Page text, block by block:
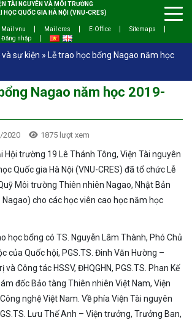
TÀI NGUYÊN VÀ MÔI TRƯỜNG
HỌC QUỐC GIA HÀ NỘI (VNU-CRES)
Mail vnu Mail cres E-Office
Sitemaps
Đăng nhập
sự kiện » Lễ trao học bổng Nagao năm học
Nagao năm học 2019-
2020 1875 lượt xem
Hội trường 19 Lê Thánh Tông, Viện Tài nguyên
Quốc gia Hà Nội (VNU-CRES) đã tổ chức Lễ
Môi trường Thiên nhiên Nagao, Nhật Bản
cho các học viên cao học năm học
học bổng có TS. Nguyễn Lâm Thành, Phó Chủ
của Quốc hội, PGS.TS. Đinh Văn Hường –
Công tác HSSV, ĐHQGHN, PGS.TS. Phan Kế
đốc Bảo tàng Thiên nhiên Việt Nam, Viện
nghệ Việt Nam. Về phía Viện Tài nguyên
Lưu Thế Anh – Viện trưởng, Trưởng Ban,